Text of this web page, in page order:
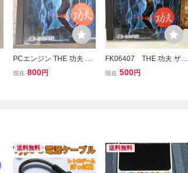
PCエンジン THE 功夫 ク
ンフー HuCARD/ハドソ
現在 800円
FK06407 THE 功夫 ザ
クンフー HuCARD PCエ
現在 500円
送料無料 送料無料